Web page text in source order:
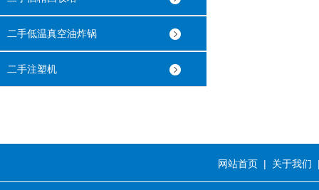
二手低温真空油炸锅
二手注塑机
网站首页 | 关于我们